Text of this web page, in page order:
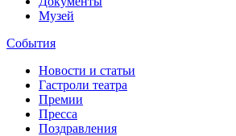
Музей
События
Новости и статьи
Гастроли театра
Премии
Пресса
Поздравления